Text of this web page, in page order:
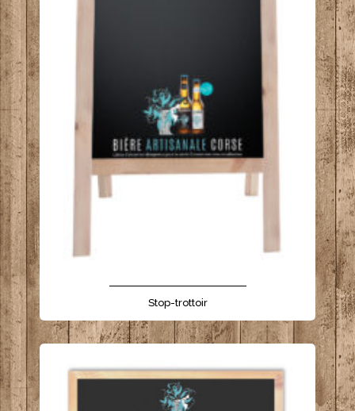
- - - - - - - - - - - - - - - - - - - - - -
Stop-trottoir